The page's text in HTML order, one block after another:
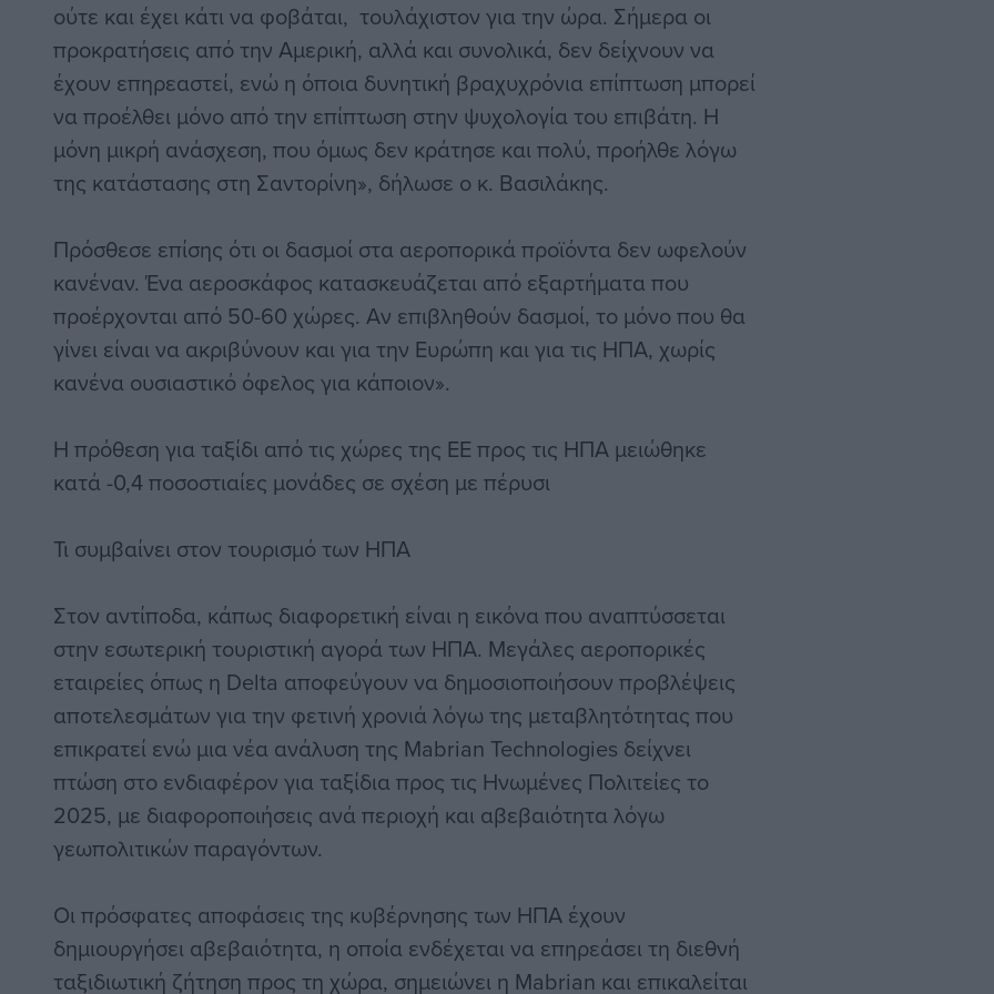
ούτε και έχει κάτι να φοβάται, τουλάχιστον για την ώρα. Σήμερα οι
προκρατήσεις από την Αμερική, αλλά και συνολικά, δεν δείχνουν να
έχουν επηρεαστεί, ενώ η όποια δυνητική βραχυχρόνια επίπτωση μπορεί
να προέλθει μόνο από την επίπτωση στην ψυχολογία του επιβάτη. Η
μόνη μικρή ανάσχεση, που όμως δεν κράτησε και πολύ, προήλθε λόγω
της κατάστασης στη Σαντορίνη», δήλωσε ο κ. Βασιλάκης.
Πρόσθεσε επίσης ότι οι δασμοί στα αεροπορικά προϊόντα δεν ωφελούν
κανέναν. Ένα αεροσκάφος κατασκευάζεται από εξαρτήματα που
προέρχονται από 50-60 χώρες. Αν επιβληθούν δασμοί, το μόνο που θα
γίνει είναι να ακριβύνουν και για την Ευρώπη και για τις ΗΠΑ, χωρίς
κανένα ουσιαστικό όφελος για κάποιον».
H πρόθεση για ταξίδι από τις χώρες της ΕΕ προς τις ΗΠΑ μειώθηκε
κατά -0,4 ποσοστιαίες μονάδες σε σχέση με πέρυσι
Τι συμβαίνει στον τουρισμό των ΗΠΑ
Στον αντίποδα, κάπως διαφορετική είναι η εικόνα που αναπτύσσεται
στην εσωτερική τουριστική αγορά των ΗΠΑ. Μεγάλες αεροπορικές
εταιρείες όπως η Delta αποφεύγουν να δημοσιοποιήσουν προβλέψεις
αποτελεσμάτων για την φετινή χρονιά λόγω της μεταβλητότητας που
επικρατεί ενώ μια νέα ανάλυση της Mabrian Technologies δείχνει
πτώση στο ενδιαφέρον για ταξίδια προς τις Ηνωμένες Πολιτείες το
2025, με διαφοροποιήσεις ανά περιοχή και αβεβαιότητα λόγω
γεωπολιτικών παραγόντων.
Οι πρόσφατες αποφάσεις της κυβέρνησης των ΗΠΑ έχουν
δημιουργήσει αβεβαιότητα, η οποία ενδέχεται να επηρεάσει τη διεθνή
ταξιδιωτική ζήτηση προς τη χώρα, σημειώνει η Mabrian και επικαλείται